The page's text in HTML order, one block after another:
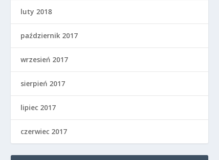
luty 2018
październik 2017
wrzesień 2017
sierpień 2017
lipiec 2017
czerwiec 2017